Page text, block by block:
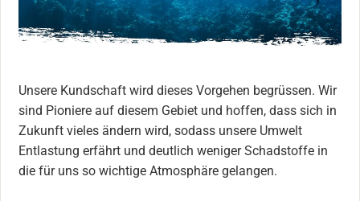
Unsere Kundschaft wird dieses Vorgehen begrüssen. Wir
sind Pioniere auf diesem Gebiet und hoffen, dass sich in
Zukunft vieles ändern wird, sodass unsere Umwelt
Entlastung erfährt und deutlich weniger Schadstoffe in
die für uns so wichtige Atmosphäre gelangen.